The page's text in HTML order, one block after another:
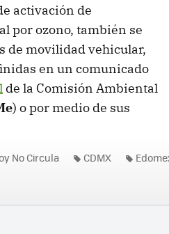
activación de
por ozono, también se
de movilidad vehicular,
en un comunicado
de la Comisión Ambiental
) o por medio de sus
No Circula CDMX